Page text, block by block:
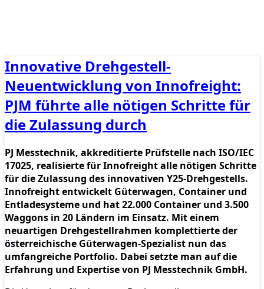
Innovative Drehgestell-
Neuentwicklung von Innofreight:
PJM führte alle nötigen Schritte für
die Zulassung durch
PJ Messtechnik, akkreditierte Prüfstelle nach ISO/IEC
17025, realisierte für Innofreight alle nötigen Schritte
für die Zulassung des innovativen Y25-Drehgestells.
Innofreight entwickelt Güterwagen, Container und
Entladesysteme und hat 22.000 Container und 3.500
Waggons in 20 Ländern im Einsatz. Mit einem
neuartigen Drehgestellrahmen komplettierte der
österreichische Güterwagen-Spezialist nun das
umfangreiche Portfolio. Dabei setzte man auf die
Erfahrung und Expertise von PJ Messtechnik GmbH.